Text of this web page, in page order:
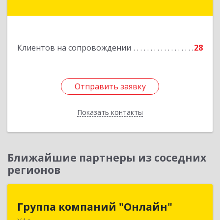
Клиентов на сопровождении 28
Отправить заявку
Показать контакты
Отправить заявку
Назад
Ближайшие партнеры из соседних
регионов
Группа компаний "Онлайн"
Группа компаний "Онлайн"